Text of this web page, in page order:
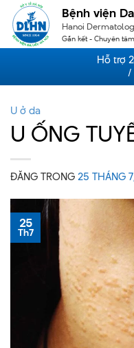
Skip
content
Bệnh viện
Hanoi
Gắn kết - Chuyên
Hỗ trợ
/
U ở da
U ỐNG
ĐĂNG TRONG25 THÁNG
25
Th7